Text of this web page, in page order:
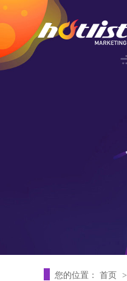
您的位置： 首页 >